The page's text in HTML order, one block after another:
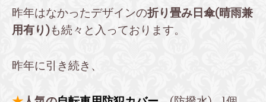
昨年はなかったデザインの折り畳み日傘(晴雨兼
用有り)も続々と入っております。
昨年に引き続き、